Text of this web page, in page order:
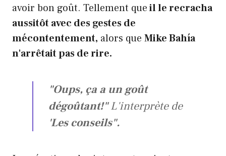
avoir bon goût. Tellement queil le recracha
aussitôt avec des gestes de
mécontentement, alors que Mike Bahía
n'arrêtait pas de rire.
"Oups, ça a un goût
dégoûtant!"L'interprète de
'Les conseils".